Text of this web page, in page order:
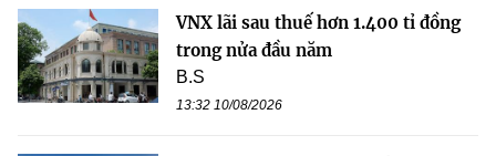
VNX lãi sau thuế hơn 1.400 tỉ đồng
trong nửa đầu năm
B.S
13:32 10/08/2026